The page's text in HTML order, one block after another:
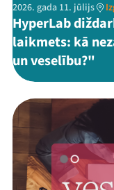
2026. gada 11. jūlijs
HyperLab
laikmets: kā
un veselību?"